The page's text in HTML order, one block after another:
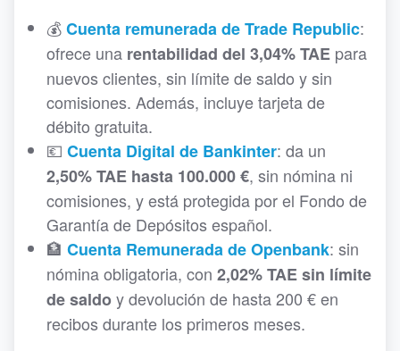
💰Cuenta remunerada de Trade Republic:
ofrece una rentabilidad del 3,04% TAE para
nuevos clientes, sin límite de saldo y sin
comisiones. Además, incluye tarjeta de
débito gratuita.
💶 Cuenta Digital de Bankinter: da un
2,50% TAE hasta 100.000 €, sin nómina ni
comisiones, y está protegida por el Fondo de
Garantía de Depósitos español.
🏦 Cuenta Remunerada de Openbank: sin
nómina obligatoria, con 2,02% TAE sin límite
de saldoy devolución de hasta 200 € en
recibos durante los primeros meses.